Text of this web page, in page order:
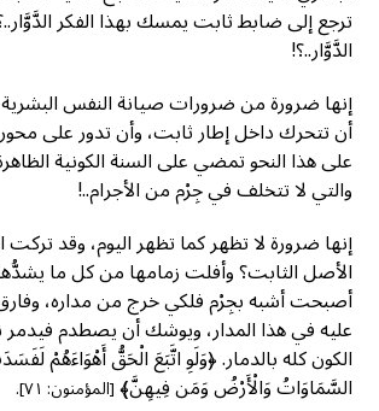
ترجع إلى ضابط ثابت يمسك بهذا الفكر
الدَّوَّار..؟!
إنها ضرورة من ضرورات صيانة النفس البشرية،
أن تتحرك داخل إطار ثابت، وأن تدور على محور
على هذا النحو تمضي على السنة الكونية
والتي لا تتخلف في جِرْم من الأجرام..!
إنها ضرورة لا تظهر كما تظهر اليوم، وقد تركت
الأصل الثابت؟ وأفلت زمامها من كل ما
أصبحت أشبه بجِرْم فلكي خرج من مداره،
عليه في هذا المدار، ويوشك أن يصطدم
الكون كله بالدمار. ﴿وَلَوِ اتَّبَعَ الْحَقُّ أَهْوَاءَهُمْ
السَّمَاوَاتُ وَالْأَرْضُ وَمَن فِيهِنَّ﴾[المؤمنون: ٧١].